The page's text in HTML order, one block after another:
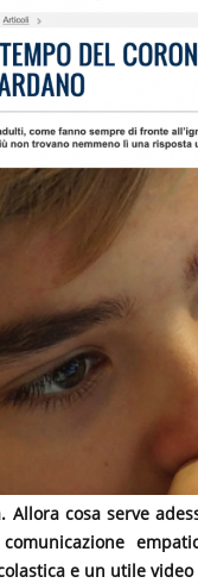
cosa serve
e un utile